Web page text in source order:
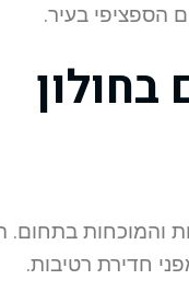
הספציפי בעיר.
בחולון
והמוכחות בתחום.
חדירת רטיבות.